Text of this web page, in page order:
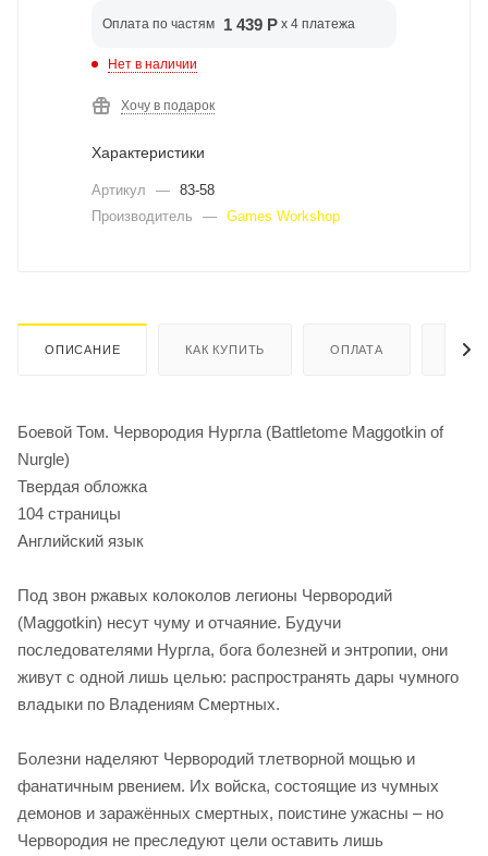
Оплата по частям 1 439 Р x 4 платежа
Нет в наличии
Хочу в подарок
Характеристики
Артикул — 83-58
Производитель
— Games Workshop
ОПИСАНИЕ КАК КУПИТЬ ОПЛАТА
Боевой Том. Червородия Нургла (Battletome Maggotkin of
Nurgle)
Твердая обложка
104 страницы
Английский язык
Под звон ржавых колоколов легионы Червородий
(Maggotkin) несут чуму и отчаяние. Будучи
последователями Нургла, бога болезней и энтропии, они
живут с одной лишь целью: распространять дары чумного
владыки по Владениям Смертных.
Болезни наделяют Червородий тлетворной мощью и
фанатичным рвением. Их войска, состоящие из чумных
демонов и заражённых смертных, поистине ужасны – но
Червородия не преследуют цели оставить лишь